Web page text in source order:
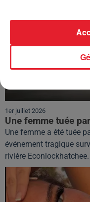
1er juillet 2026
Une femme tuée
Une femme a été tuée
événement tragique
rivière Econlockhatchee.